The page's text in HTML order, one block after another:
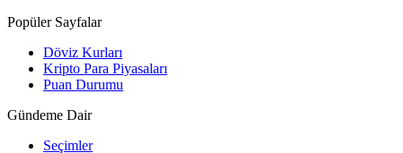
Popüler Sayfalar
Döviz Kurları
Kripto Para Piyasaları
Puan Durumu
Gündeme Dair
Seçimler